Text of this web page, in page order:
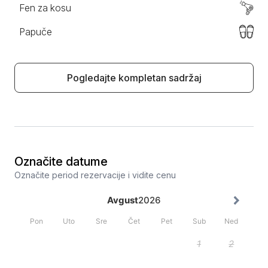
Fen za kosu
Papuče
Pogledajte kompletan sadržaj
Označite datume
Označite period rezervacije i vidite cenu